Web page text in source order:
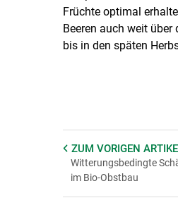
Früchte optimal
Beeren auch weit über
bis in den späten
ZUM VORIGEN
Witterungsbedingte
im Bio-Obstbau